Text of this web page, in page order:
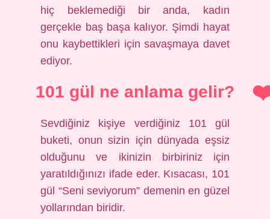
hiç beklemediği bir anda, kadın
gerçekle baş başa kalıyor. Şimdi hayat
onu kaybettikleri için savaşmaya davet
ediyor.
101 gül ne anlama gelir?
Sevdiğiniz kişiye verdiğiniz 101 gül
buketi, onun sizin için dünyada eşsiz
olduğunu ve ikinizin birbiriniz için
yaratıldığınızı ifade eder. Kısacası, 101
gül “Seni seviyorum” demenin en güzel
yollarından biridir.